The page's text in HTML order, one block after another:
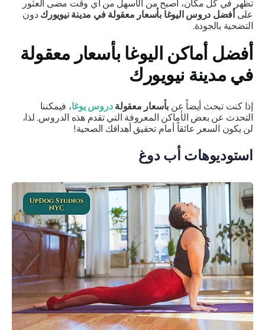
تظهر في كل مكان، أصبح من الأسهل من أي وقت مضى العثور
على أفضل دروس اليوغا بأسعار معقولة في مدينة نيويوركدون
التضحية بالجودة.
أفضل أماكن اليوغا بأسعار معقولة
في مدينة نيويورك
إذا كنت تبحث أيضاً عنبأسعار معقولةدروس يوغا، فيمكننا
التحدث عن بعض الأماكن المعروفة التي تقدم هذه الدروس. لذا،
لن يكون السعر عائقاً أمام تحقيق أهدافك الصحية!
استوديوهات أب دوغ